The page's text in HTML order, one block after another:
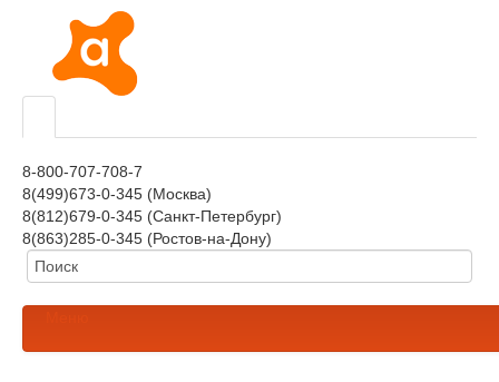
8-800-707-708-7
8(499)673-0-345 (Москва)
8(812)679-0-345 (Санкт-Петербург)
8(863)285-0-345 (Ростов-на-Дону)